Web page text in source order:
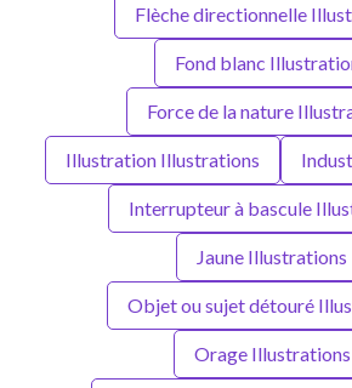
Flèche directionnelle
Fond blanc
Force de la nature
Illustration Illustrations
Interrupteur à bascule
Jaune Illustrations
Objet ou sujet détouré
Orage Illustrations